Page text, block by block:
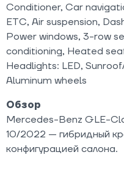
Conditioner, Car
ETC, Air suspension,
Power windows, 3-row
conditioning, Heated
Headlights: LED,
Aluminum wheels
Обзор
Mercedes-Benz GLE-
10/2022 — гибридный
конфигурацией салона.